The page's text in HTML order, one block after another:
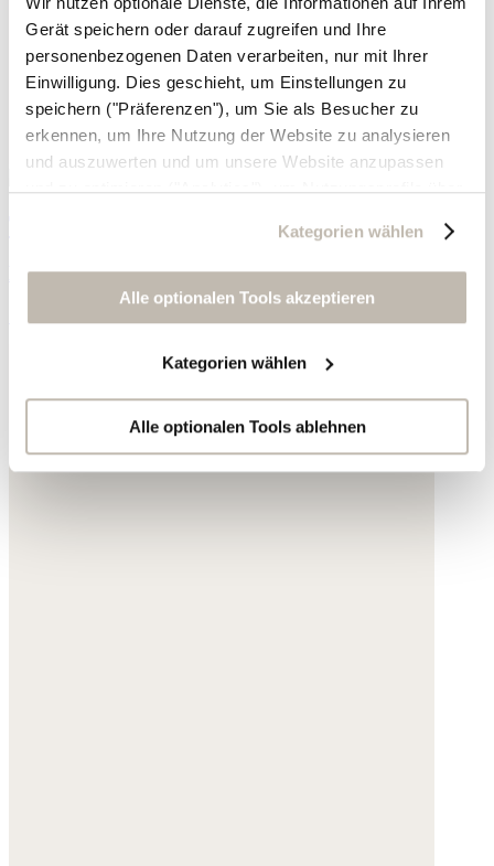
Gerät speichern oder darauf zugreifen und Ihre
personenbezogenen Daten verarbeiten, nur mit Ihrer
Einwilligung. Dies geschieht, um Einstellungen zu
speichern ("Präferenzen"), um Sie als Besucher zu
erkennen, um Ihre Nutzung der Website zu analysieren
und auszuwerten und um unsere Website anzupassen
und zu optimieren ("Analytics"), um Nutzungsprofile über
zu erstellen, um personalisierte Werbung auszuliefern,
um Sie auf anderen Websites wiederzuerkennen und um
Sie erneut mit Werbung anzusprechen sowie um unsere
Werbekampagnen auszuwerten ("Marketing").
Ihre Daten werden mit Dienstanbietern geteilt, die wir in
der Datenschutzerklärung genauer auflisten oder wenn
Sie auf "Kategorien wählen" klicken.
Kategorien wählen
Alle optionalen Tools akzeptieren
Kategorien wählen
Alle optionalen Tools ablehnen
T-Shirt mit U-Ausschnitt
Hanf und Bio-Baumwolle